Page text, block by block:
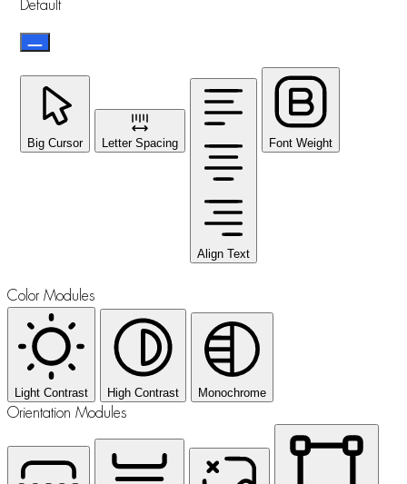
Default
Big Cursor Letter Spacing
Align Text
Font Weight
Color Modules
Light Contrast High Contrast Monochrome
Orientation Modules